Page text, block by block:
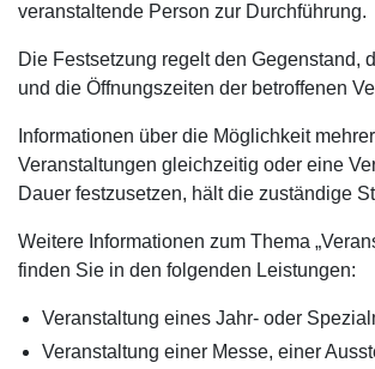
veranstaltende Person zur Durchführung.
Die Festsetzung regelt den Gegenstand,
und die Öffnungszeiten der betroffenen
Informationen über die Möglichkeit
Veranstaltungen gleichzeitig oder eine
Dauer festzusetzen, hält die zuständige
Weitere Informationen zum Thema
finden Sie in den folgenden Leistungen:
Veranstaltung eines Jahr- oder
Veranstaltung einer Messe, einer